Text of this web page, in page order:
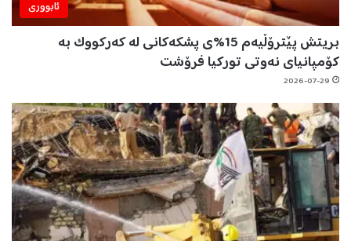
ئابووری
بریتش پێترۆڵیەم 15%ی پشکەکانی لە کەرکووک بە
کۆمپانیای نەوتی تورکیا فرۆشت
2026-07-29